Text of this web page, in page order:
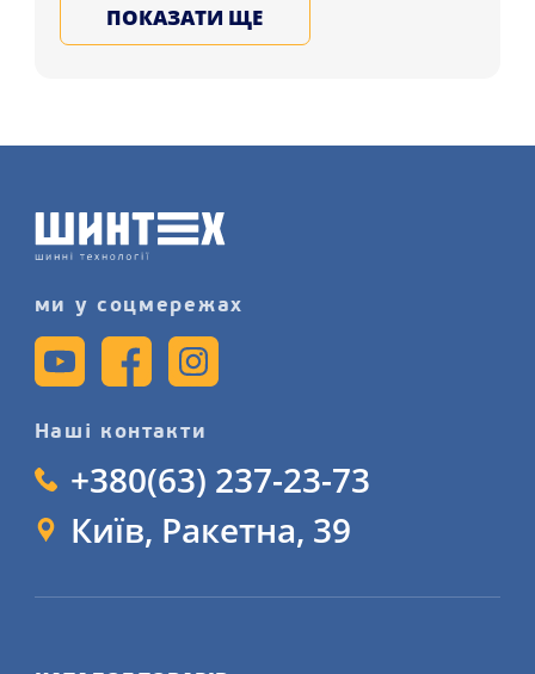
R18 103Y XL клієнтам міст: Івано-
сайті.
ПОКАЗАТИ ЩЕ
ми у соцмережах
Наші контакти
+380(63) 237-23-73
Київ, Ракетна, 39